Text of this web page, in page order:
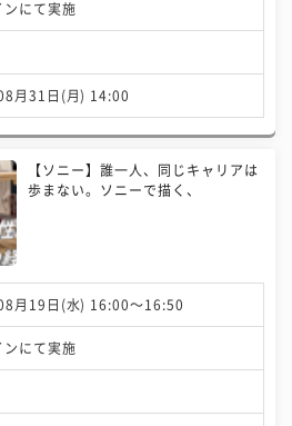
ンにて実施
月31日(月) 14:00
【ソニー】誰一人、同じキャリアは
歩まない。ソニーで描く、
月19日(水) 16:00〜16:50
ンにて実施